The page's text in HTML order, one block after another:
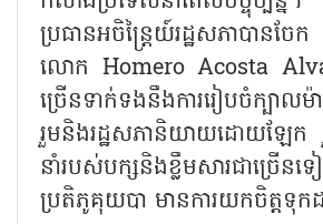
ប្រធាន​អចិន្ត្រៃយ៍​រដ្ឋសភា​បាន​
លោក Homero Acosta
ច្រើន​ទាក់​ទង​នឹង​ការ​រៀប​ចំក្បាល​
រួមនិងរដ្ឋសភានិយាយដោយឡែក
នាំរបស់​បក្ស​និង​ខ្លឹម​សារ​ជាច្រើន​
ប្រតិភូគុយ​បា មានការយកចិត្តទុក